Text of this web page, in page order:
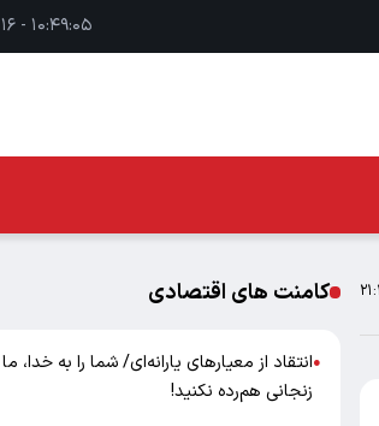
۱۰:۴۹:۰۶ - ۱۶ مرداد ۱۴۰۵
کامنت های اقتصادی
●انتقاد از معیارهای یارانه‌ای/ شما را به خدا، ما
زنجانی هم‌رده نکنید!